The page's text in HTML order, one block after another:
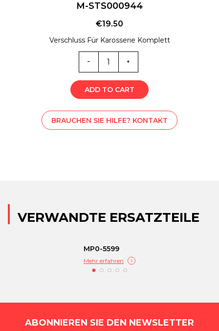
M-STS000944
€19.50
Verschluss Für Karosserie Komplett
M-
STS000944
Menge
ADD TO CART
BRAUCHEN SIE HILFE? KONTAKT
VERWANDTE ERSATZTEILE
MP0-5599
Mehr erfahren
ABONNIEREN SIE DEN NEWSLETTER